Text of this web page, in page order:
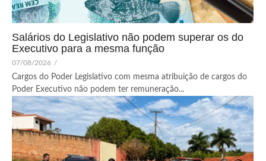
Salários do Legislativo não podem superar os do
Executivo para a mesma função
07/08/2026 /
Cargos do Poder Legislativo com mesma atribuição de cargos do
Poder Executivo não podem ter remuneração...